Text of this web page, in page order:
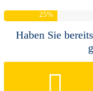
25%
Haben Sie